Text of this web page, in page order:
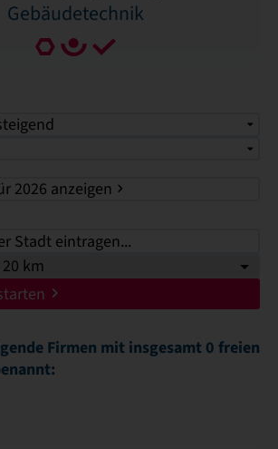
Gebäudetechnik
2026 anzeigen
Firmen mit insgesamt 0 freien